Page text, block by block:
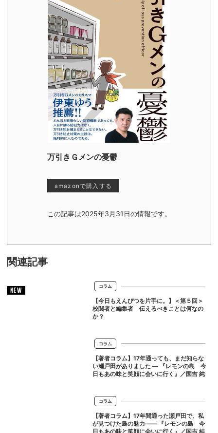
万引きＧメンの憂鬱
amazonで購入する
この記事は2025年3月31日の情報です。
関連記事
NEW
コラム
【今日もえんぴつを片手に。】＜第５回＞
校閲者と編集者 伝えるべきことは何なの
か？
コラム
【著者コラム】17年通っても、まだ知らな
い瀬戸田がありました ― 『レモンの島 今
日もあの味と笑顔に会いに行く』／国吉 純
コラム
【著者コラム】17年間通った瀬戸田で、私
が見つけた島の魅力―― 『レモンの島 今
日もあの味と笑顔に会いに行く』／国吉 純